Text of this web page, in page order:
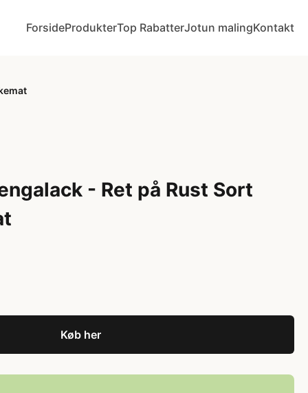
ForsideProdukterTop RabatterJotun malingKontakt
- Ret på Rust Sort
Køb her